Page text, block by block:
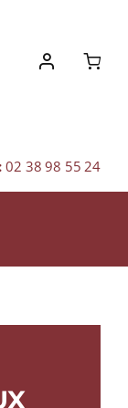
02 38 98 55 24